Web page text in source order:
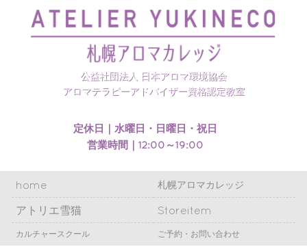
公益社団法人 日本アロマ環境協会
アロマテラピーアドバイザー資格認定教室
札幌アロマカレッジのホームページを開設いたしまし
た
定休日｜水曜日・日曜日・祝日
営業時間｜12:00～19:00
home 札幌アロマカレッジ
アトリエ雪猫 Storeitem
カルチャースクール ご予約・お問い合わせ